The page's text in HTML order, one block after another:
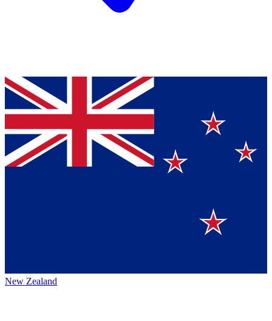
New Zealand